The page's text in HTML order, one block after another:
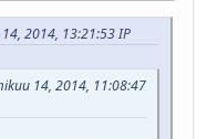
2014, 13:21:53 IP
14, 2014, 11:08:47